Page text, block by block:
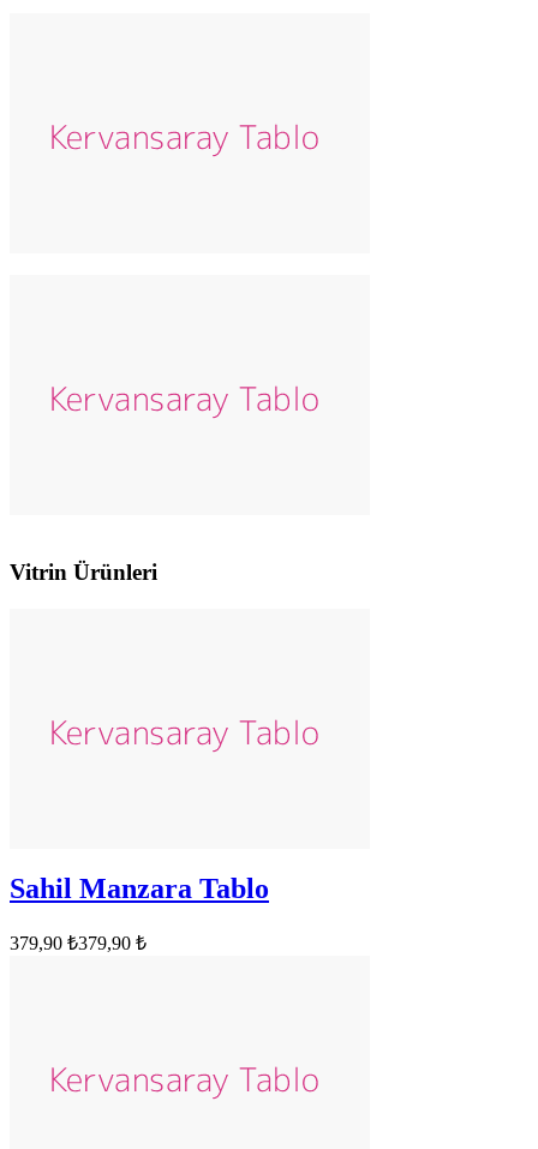
Vitrin Ürünleri
Sahil Manzara Tablo
379,90 ₺379,90 ₺